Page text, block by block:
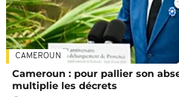
CAMEROUN
Cameroun : pour pallier son
multiplie les décrets